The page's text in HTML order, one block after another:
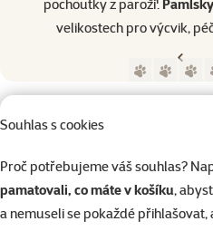
Souhlas s cookies
Proč potřebujeme váš souhlas?
pamatovali, co máte v košíku,
a nemuseli se pokaždé
pochoutky z paroží.Pamlsky
velikostech pro výcvik,
Parametrický filtr
Vybrané filtry
Produkty značky Ontario